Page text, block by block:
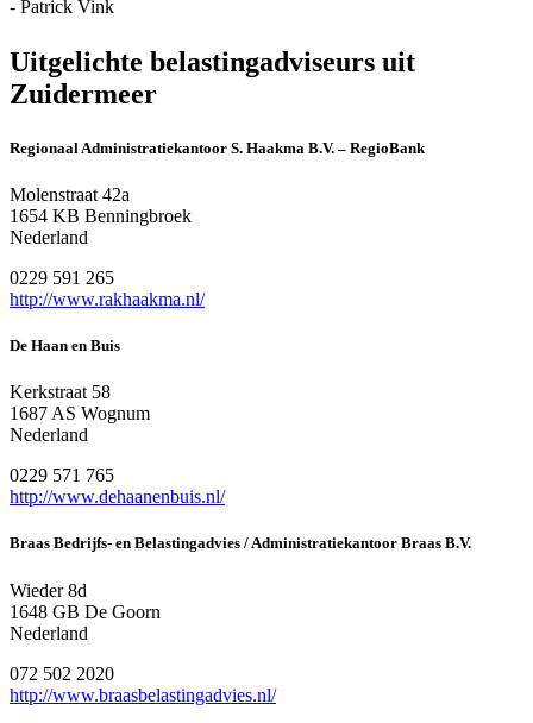
- Patrick Vink
Uitgelichte belastingadviseurs uit
Zuidermeer
Regionaal Administratiekantoor S. Haakma B.V. – RegioBank
Molenstraat 42a
1654 KB Benningbroek
Nederland
0229 591 265
http://www.rakhaakma.nl/
De Haan en Buis
Kerkstraat 58
1687 AS Wognum
Nederland
0229 571 765
http://www.dehaanenbuis.nl/
Braas Bedrijfs- en Belastingadvies / Administratiekantoor Braas B.V.
Wieder 8d
1648 GB De Goorn
Nederland
072 502 2020
http://www.braasbelastingadvies.nl/